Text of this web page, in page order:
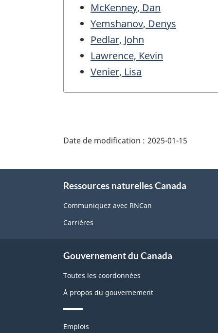
McKenney, Dan
Yemshanov, Denys
Pedlar, John
Lawrence, Kevin
Venier, Lisa
de
page"
Date de modification : 2025-01-15
Ressources naturelles Canada
Communiquez avec RNCan
Carrières
Gouvernement du Canada
Toutes les coordonnées
À propos du gouvernement
Thèmes
Emplois